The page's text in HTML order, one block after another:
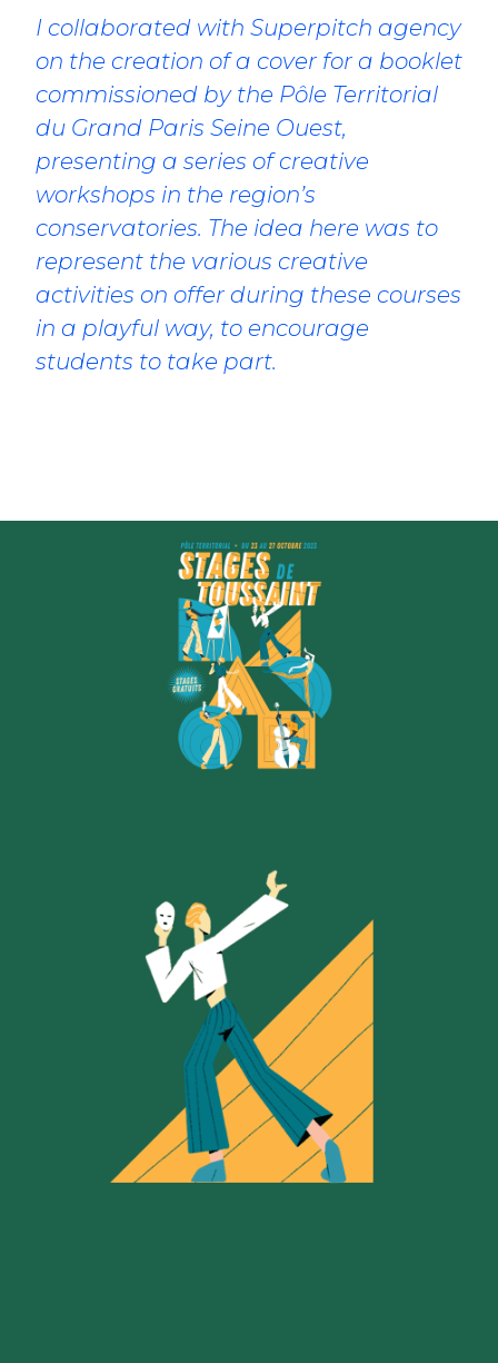
I collaborated with Superpitch agency
on the creation of a cover for a booklet
commissioned by the Pôle Territorial
du Grand Paris Seine Ouest,
presenting a series of creative
workshops in the region’s
conservatories. The idea here was to
represent the various creative
activities on offer during these courses
in a playful way, to encourage
students to take part.